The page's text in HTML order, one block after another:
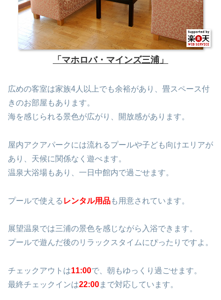
「マホロバ・マインズ三浦」
広めの客室は家族4人以上でも余裕があり、畳スペース付
きのお部屋もあります。
海を感じられる景色が広がり、開放感があります。
屋内アクアパークには流れるプールや子ども向けエリアが
あり、天候に関係なく遊べます。
温泉大浴場もあり、一日中館内で過ごせます。
プールで使える レンタル用品も用意されています。
展望温泉では三浦の景色を感じながら入浴できます。
プールで遊んだ後のリラックスタイムにぴったりですよ。
チェックアウトは11:00で、朝もゆっくり過ごせます。
最終チェックインは22:00まで対応しています。